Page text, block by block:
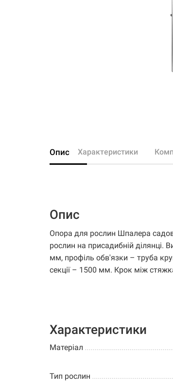
Опис Характеристики
Опис
Опора для рослин Шпалера
рослин на присадибній ділянці.
мм, профіль обв'язки – труба
секції – 1500 мм. Крок між
Характеристики
Матеріал
Тип рослин